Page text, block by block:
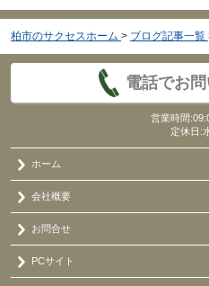
柏市のサクセスホーム > ブログ記事一覧
電話でお
営業時間
定休日:
ホーム
会社概要
お問合せ
PCサイト